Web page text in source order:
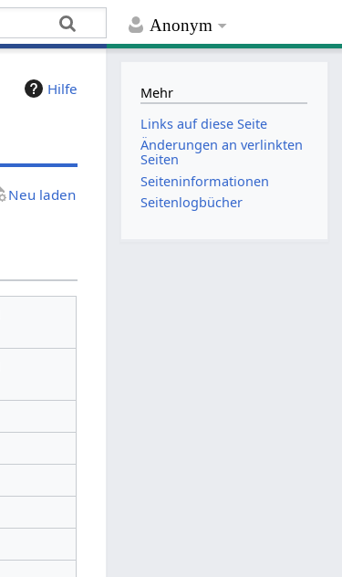
Anonym
Hilfe
Neu laden
Mehr
Links auf diese Seite
Änderungen an verlinkten
Seiten
Seiten­­informationen
Seitenlogbücher